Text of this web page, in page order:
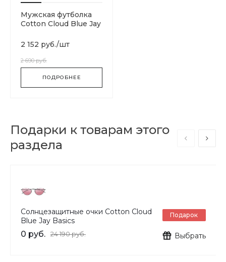
Мужская футболка
Cotton Cloud Blue Jay
2 152 руб./шт
2 690 руб.
ПОДРОБНЕЕ
Подарки к товарам этого
раздела
Солнцезащитные очки Cotton Cloud
Blue Jay Basics
0 руб. 24 190 руб.
Подарок
Выбрать